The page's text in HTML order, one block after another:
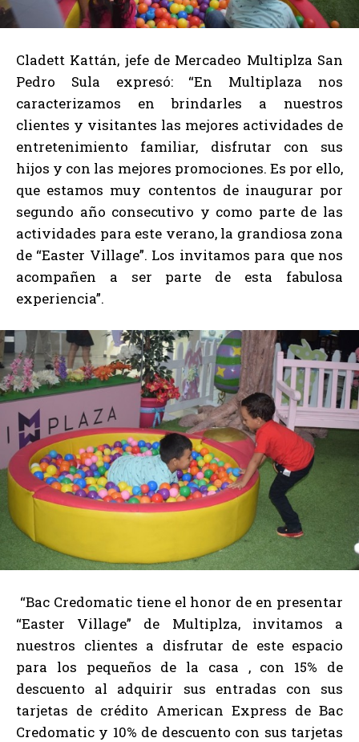
Cladett Kattán, jefe de Mercadeo Multiplza San
Pedro Sula expresó: “En Multiplaza nos
caracterizamos en brindarles a nuestros
clientes y visitantes las mejores actividades de
entretenimiento familiar, disfrutar con sus
hijos y con las mejores promociones. Es por ello,
que estamos muy contentos de inaugurar por
segundo año consecutivo y como parte de las
actividades para este verano, la grandiosa zona
de “Easter Village”. Los invitamos para que nos
acompañen a ser parte de esta fabulosa
experiencia”.
“Bac Credomatic tiene el honor de en presentar
“Easter Village” de Multiplza, invitamos a
nuestros clientes a disfrutar de este espacio
para los pequeños de la casa , con 15% de
descuento al adquirir sus entradas con sus
tarjetas de crédito American Express de Bac
Credomatic y 10% de descuento con sus tarjetas